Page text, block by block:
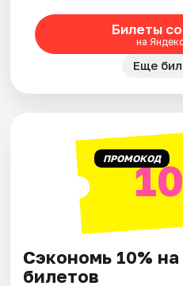
Билеты
на
Еще
ПРОМОКОД
Сэкономь 10%
билетов